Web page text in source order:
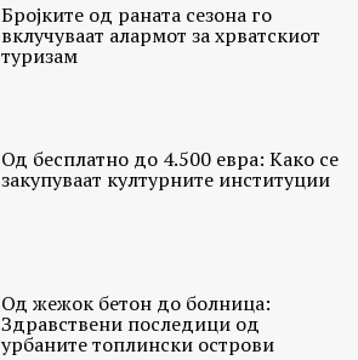
Бројките од раната сезона го
вклучуваат алармот за хрватскиот
туризам
Од бесплатно до 4.500 евра: Како се
закупуваат културните институции
Од жежок бетон до болница:
Здравствени последици од
урбаните топлински острови